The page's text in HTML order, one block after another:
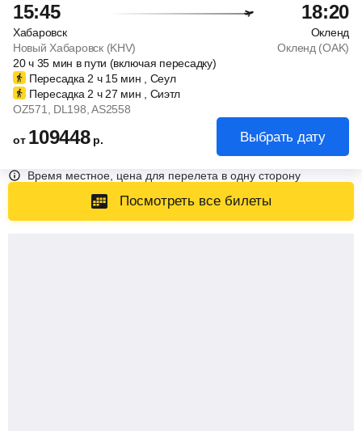
15:45 18:20
Хабаровск
Окленд
Новый Хабаровск (KHV)
Окленд (OAK)
20ч35 мин в пути (включая пересадку)
Пересадка 2 ч15 мин , Сеул
Пересадка 2 ч27 мин , Сиэтл
OZ571
, DL198 , AS2558
от 109448 р. Выбрать дату
Время местное, цена для перелета в одну сторону
Посмотреть все билеты